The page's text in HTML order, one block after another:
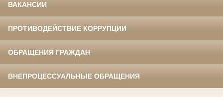
ВАКАНСИИ
ПРОТИВОДЕЙСТВИЕ КОРРУПЦИИ
ОБРАЩЕНИЯ ГРАЖДАН
ВНЕПРОЦЕССУАЛЬНЫЕ ОБРАЩЕНИЯ